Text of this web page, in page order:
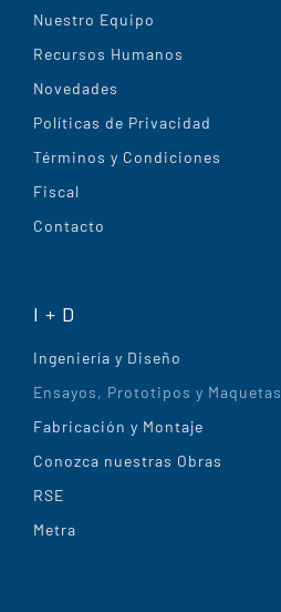
Nuestro Equipo
Recursos Humanos
Novedades
Políticas de Privacidad
Términos y Condiciones
Fiscal
Contacto
I+D
Ingeniería y Diseño
Ensayos, Prototipos y Maquetas
Fabricación y Montaje
Conozca nuestras Obras
RSE
Metra